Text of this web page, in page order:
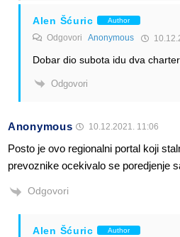
Alen Šćuric Author
Odgovori Anonymous
Dobar dio subota idu dva
Odgovori
Anonymous 10.12.2021. 11:06
Posto je ovo regionalni portal koji
prevoznike ocekivalo se poredjenje
Odgovori
Alen Šćuric Author